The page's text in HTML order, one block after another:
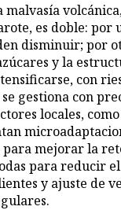
malvasía
es doble: por
disminuir; por
y la
con
gestiona con
locales,
para mejorar la
para reducir
y ajuste de